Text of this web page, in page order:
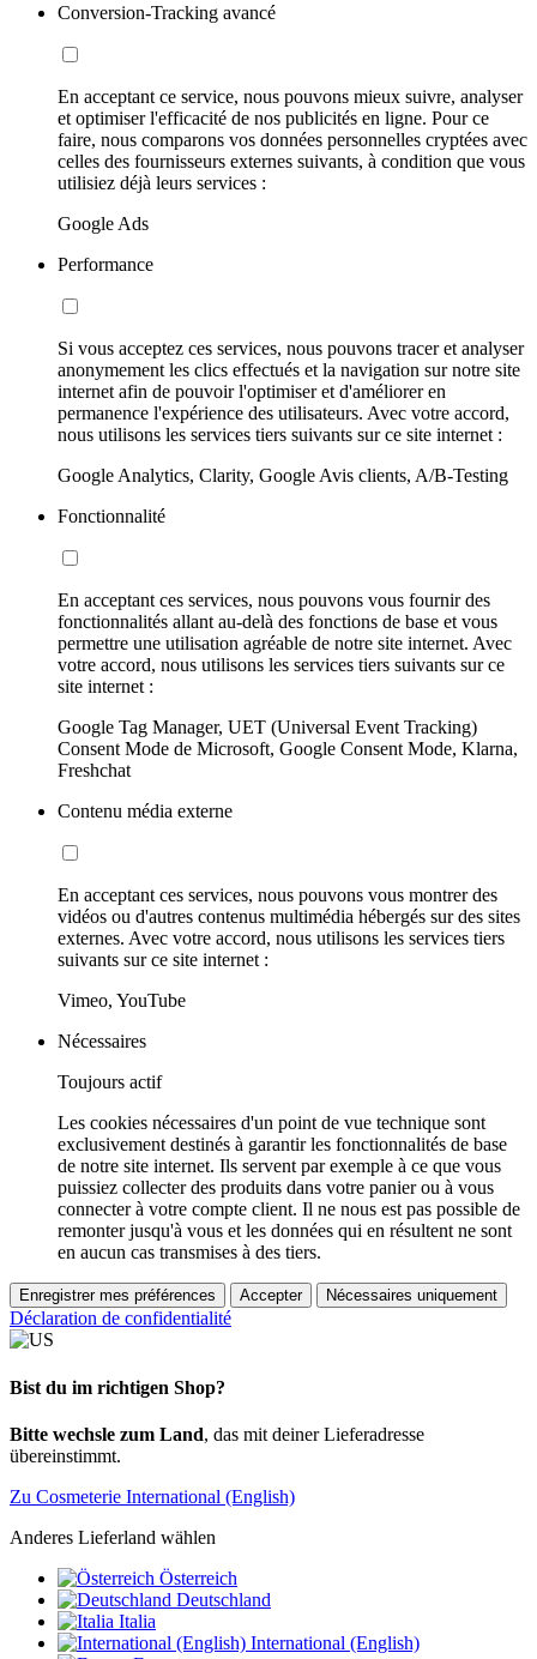
Conversion-Tracking avancé
En acceptant ce service, nous pouvons mieux suivre, analyser
et optimiser l'efficacité de nos publicités en ligne. Pour ce
faire, nous comparons vos données personnelles cryptées avec
celles des fournisseurs externes suivants, à condition que vous
utilisiez déjà leurs services :
Google Ads
Performance
Si vous acceptez ces services, nous pouvons tracer et analyser
anonymement les clics effectués et la navigation sur notre site
internet afin de pouvoir l'optimiser et d'améliorer en
permanence l'expérience des utilisateurs. Avec votre accord,
nous utilisons les services tiers suivants sur ce site internet :
Google Analytics, Clarity, Google Avis clients, A/B-Testing
Fonctionnalité
En acceptant ces services, nous pouvons vous fournir des
fonctionnalités allant au-delà des fonctions de base et vous
permettre une utilisation agréable de notre site internet. Avec
votre accord, nous utilisons les services tiers suivants sur ce
site internet :
Google Tag Manager, UET (Universal Event Tracking)
Consent Mode de Microsoft, Google Consent Mode, Klarna,
Freshchat
Contenu média externe
En acceptant ces services, nous pouvons vous montrer des
vidéos ou d'autres contenus multimédia hébergés sur des sites
externes. Avec votre accord, nous utilisons les services tiers
suivants sur ce site internet :
Vimeo, YouTube
Nécessaires
Toujours actif
Les cookies nécessaires d'un point de vue technique sont
exclusivement destinés à garantir les fonctionnalités de base
de notre site internet. Ils servent par exemple à ce que vous
puissiez collecter des produits dans votre panier ou à vous
connecter à votre compte client. Il ne nous est pas possible de
remonter jusqu'à vous et les données qui en résultent ne sont
en aucun cas transmises à des tiers.
Enregistrer mes préférences Accepter Nécessaires uniquement
Déclaration de confidentialité
Bist du im richtigen Shop?
Bitte wechsle zum Land, das mit deiner Lieferadresse
übereinstimmt.
Zu Cosmeterie International (English)
Anderes Lieferland wählen
Österreich
Deutschland
Italia
International (English)